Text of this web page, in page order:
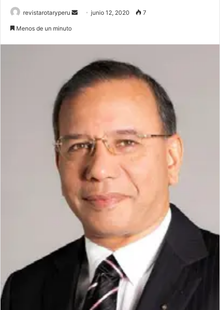
revistarotaryperu
Sendjunio 12, 2020 7
Menos de un minuto